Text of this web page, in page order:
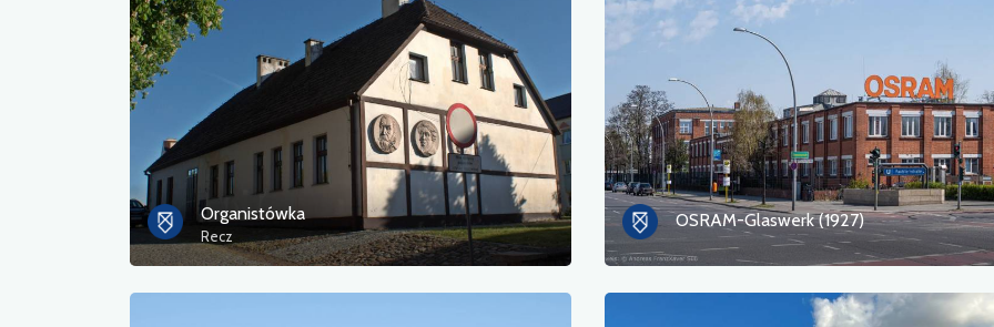
Organistówka
Recz
OSRAM-Glaswerk (1927)